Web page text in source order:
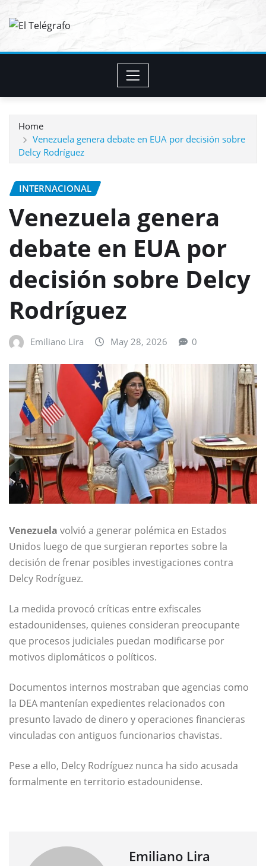
Home
Venezuela genera debate en EUA por decisión sobre
Delcy Rodríguez
INTERNACIONAL
Venezuela genera
debate en EUA por
decisión sobre Delcy
Rodríguez
Emiliano Lira May 28, 2026 0
Venezuela volvió a generar polémica en Estados
Unidos luego de que surgieran reportes sobre la
decisión de frenar posibles investigaciones contra
Delcy Rodríguez.
La medida provocó críticas entre exfiscales
estadounidenses, quienes consideran preocupante
que procesos judiciales puedan modificarse por
motivos diplomáticos o políticos.
Documentos internos mostraban que agencias como
la DEA mantenían expedientes relacionados con
presunto lavado de dinero y operaciones financieras
vinculadas con antiguos funcionarios chavistas.
Pese a ello, Delcy Rodríguez nunca ha sido acusada
formalmente en territorio estadounidense.
Emiliano Lira